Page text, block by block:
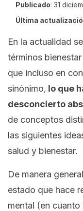
Publicado: 31
Última
En la actualidad
términos
que incluso en
sinónimo, lo que
desconcierto
de conceptos
las siguientes
salud y bienestar.
De manera
estado que hace
mental (en